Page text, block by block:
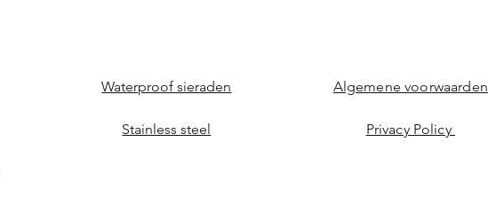
Waterproof sieraden
Stainless steel
Algemene voorwaarden
Privacy Policy